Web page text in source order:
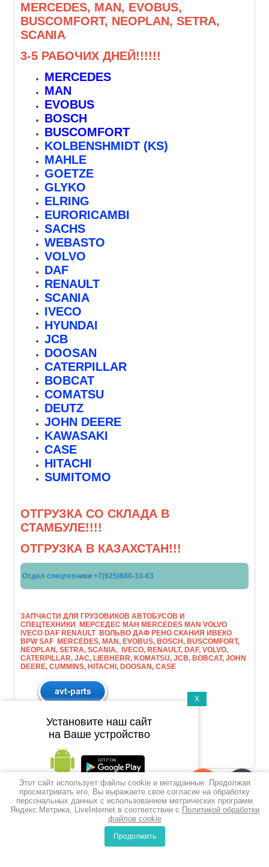
Корзина
0
MERCEDES, MAN, EVOBUS,
BUSCOMFORT, NEOPLAN, SETRA,
SCANIA
3-5 РАБОЧИХ ДНЕЙ!!!!!!
MERCEDES
MAN
EVOBUS
BOSCH
BUSCOMFORT
KOLBENSHMIDT (KS)
MAHLE
GOETZE
GLYKO
ELRING
EURORICAMBI
SACHS
WEBASTO
VOLVO
DAF
RENAULT
SCANIA
IVECO
HYUNDAI
JCB
DOOSAN
CATERPILLAR
BOBCAT
COMATSU
DEUTZ
JOHN DEERE
KAWASAKI
CASE
HITACHI
SUMITOMO
ОТГРУЗКА СО СКЛАДА В
СТАМБУЛЕ!!!!
ОТГРУЗКА В КАЗАХСТАН!!!
Отдел спецтехники +7(925)680-33-63
ЗАПЧАСТИ ДЛЯ ГРУЗОВИКОВ АВТОБУСОВ И
СПЕЦТЕХНИКИ МЕРСЕДЕС МАН МERCEDES MAN VOLVO
IVECO DAF RENAULT ВОЛЬВО ДАФ РЕНО СКАНИЯ ИВЕКО
BPW SAF MERCEDES, MAN, EVOBUS, BOSCH, BUSCOMFORT,
NEOPLAN, SETRA, SCANIA, IVECO, RENAULT, DAF, VOLVO,
CATERPILLAR, JAC, LIEBHERR, KOMATSU, JCB, BOBCAT, JOHN
DEERE, CUMMINS, HITACHI, DOOSAN, CASE
Этот сайт использует файлы cookie и метаданные. Продолжая
просматривать его, Вы выражаете свое согласие на обработку
персональных данных с использованием метрических программ
Яндекс.Метрика, LiveInternet в соответствии с Политикой обработки
файлов cookie
Продолжить
X
Установите наш сайт
на Ваше устройство
Подпишитесь на рассылку
push-уведомлений
Подписаться